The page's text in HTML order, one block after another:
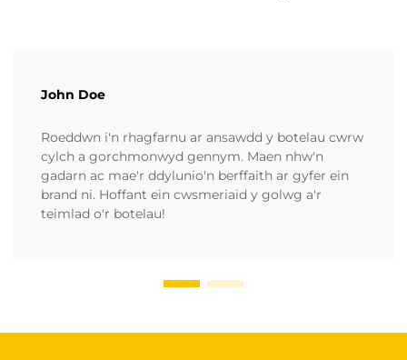
John Doe
Roeddwn i'n rhagfarnu ar ansawdd y botelau cwrw
cylch a gorchmonwyd gennym. Maen nhw'n
gadarn ac mae'r ddylunio'n berffaith ar gyfer ein
brand ni. Hoffant ein cwsmeriaid y golwg a'r
teimlad o'r botelau!